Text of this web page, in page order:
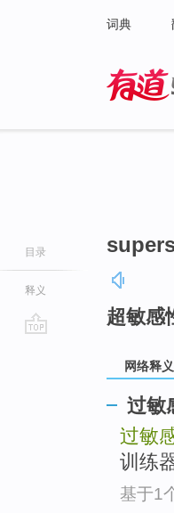
词典
目录
释义
超敏感
网络释义
过敏
过敏
训练
基于1